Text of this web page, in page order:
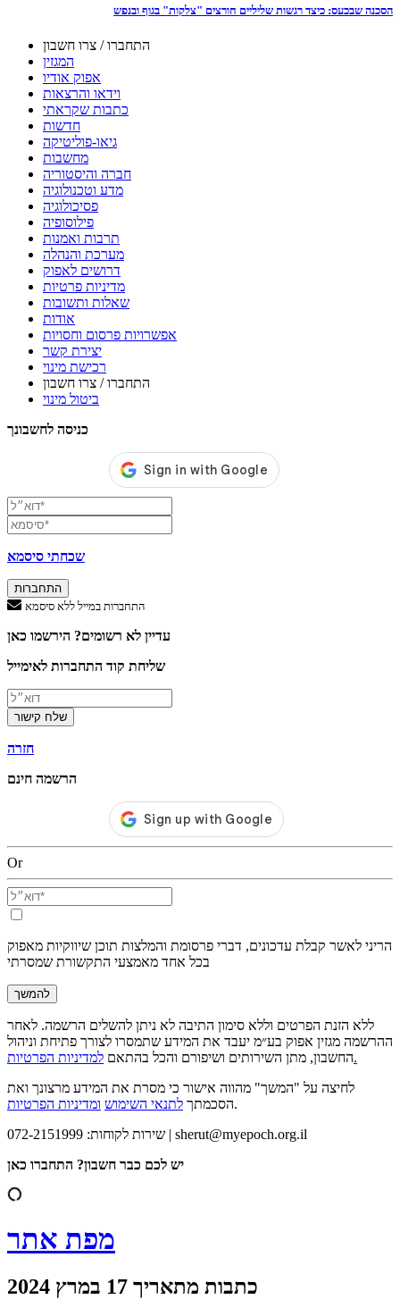
הסכנה שבכעס: כיצד רגשות שליליים חורצים "צלקות" בגוף ובנפש
התחברו / צרו חשבון
המגזין
אפוק אודיו
וידאו והרצאות
כתבות שקראתי
חדשות
גיאו-פוליטיקה
מחשבות
חברה והיסטוריה
מדע וטכנולוגיה
פסיכולוגיה
פילוסופיה
תרבות ואמנות
מערכת והנהלה
דרושים לאפוק
מדיניות פרטיות
שאלות ותשובות
אודות
אפשרויות פרסום וחסויות
יצירת קשר
רכישת מינוי
התחברו / צרו חשבון
ביטול מינוי
כניסה לחשבונך
שכחתי סיסמא
התחברות
התחברות במייל ללא סיסמא
עדיין לא רשומים? הירשמו כאן
שליחת קוד התחברות לאימייל
שלח קישור
חזרה
הרשמה חינם
Or
הריני לאשר קבלת עדכונים, דברי פרסומת והמלצות תוכן שיווקיות מאפוק
בכל אחד מאמצעי התקשורת שמסרתי
להמשך
ללא הזנת הפרטים וללא סימון התיבה לא ניתן להשלים הרשמה. לאחר
ההרשמה מגזין אפוק בע״מ יעבד את המידע שתמסרו לצורך פתיחת וניהול
החשבון, מתן השירותים ושיפורם והכל בהתאםלמדיניות הפרטיות.
לחיצה על "המשך" מהווה אישור כי מסרת את המידע מרצונך ואת
הסכמתך לתנאי השימוש ומדיניות הפרטיות
.
שירות לקוחות: 072-2151999 | sherut@myepoch.org.il
יש לכם כבר חשבון? התחברו כאן
מפת אתר
כתבות מתאריך 17 במרץ 2024